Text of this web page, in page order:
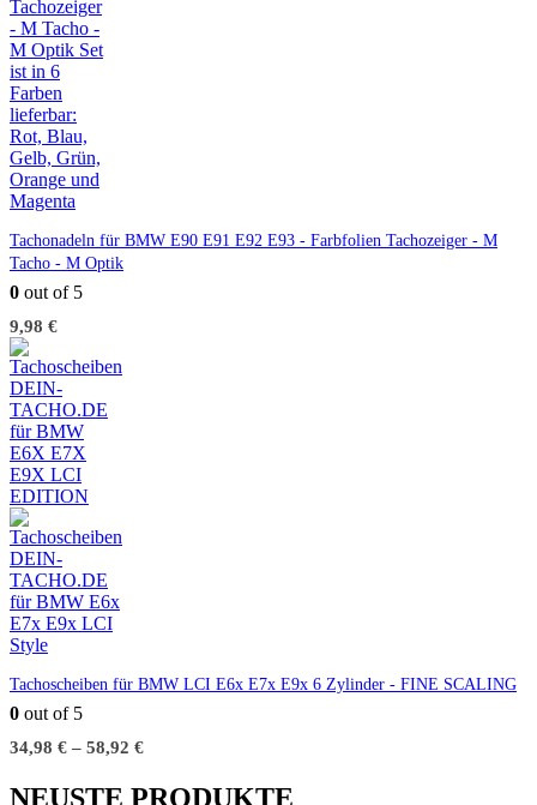
Tachonadeln für BMW E90 E91 E92 E93 - Farbfolien Tachozeiger - M
Tacho - M Optik
0 out of 5
9,98 €
Tachoscheiben für BMW LCI E6x E7x E9x 6 Zylinder - FINE SCALING
0 out of 5
34,98 € – 58,92 €
NEUSTE PRODUKTE